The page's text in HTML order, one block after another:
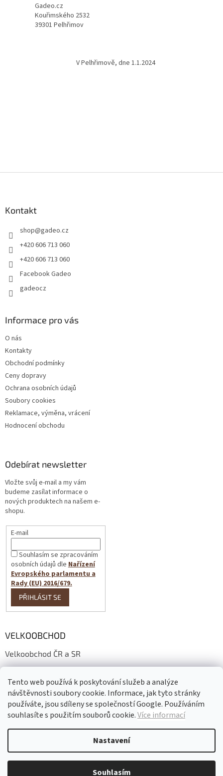
Tento web používá k poskytování služeb a analýze
návštěvnosti soubory cookie. Informace, jak tyto stránky
používáte, jsou sdíleny se společností Google. Používáním
souhlasíte s použitím souborů cookie.Více informací
Nastavení
Souhlasím
Gadeo.cz
Kouřimského 2532
39301 Pelhřimov
V Pelhřimově, dne 1.1.2024
Kontakt
shop@gadeo.cz
+420 606 713 060
+420 606 713 060
Facebook Gadeo
gadeocz
Informace pro vás
O nás
Kontakty
Obchodní podmínky
Ceny dopravy
Ochrana osobních údajů
Soubory cookies
Reklamace, výměna, vrácení
Hodnocení obchodu
Odebírat newsletter
Vložte svůj e-mail a my vám
budeme zasílat informace o
nových produktech na našem e-
shopu.
E-mail
Souhlasím se zpracováním
osobních údajů dle Nařízení
Evropského parlamentu a
Rady (EU) 2016/679.
PŘIHLÁSIT SE
VELKOOBCHOD
Velkoobchod ČR a SR
Großhandelsbedingungen
Vytvořil Shoptet
Copyright 2026Gadeo. Všechna práva vyhrazena.Upravit nastavení
cookies